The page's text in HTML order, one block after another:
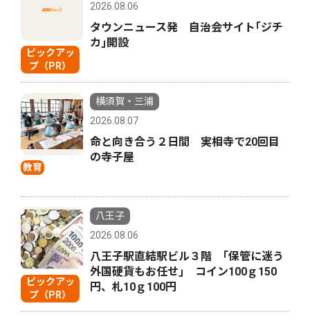
ピックアッ
プ（PR）
2026.08.06
タウンニュース発 自治会サイト｢ジチ
カ｣開設
教育
横須賀・三浦
2026.08.07
命と向き合う２日間 実相寺で20回目
の寺子屋
ピックアッ
プ（PR）
八王子
2026.08.06
八王子駅直結駅ビル３階 ｢保管に迷う
外国硬貨もお任せ｣ コイン100ｇ150
円、札10ｇ100円